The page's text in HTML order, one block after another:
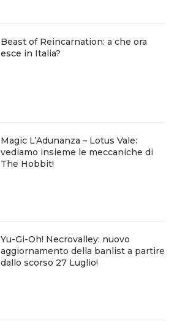
Beast of Reincarnation: a che ora
esce in Italia?
Magic L’Adunanza – Lotus Vale:
vediamo insieme le meccaniche di
The Hobbit!
Yu-Gi-Oh! Necrovalley: nuovo
aggiornamento della banlist a partire
dallo scorso 27 Luglio!